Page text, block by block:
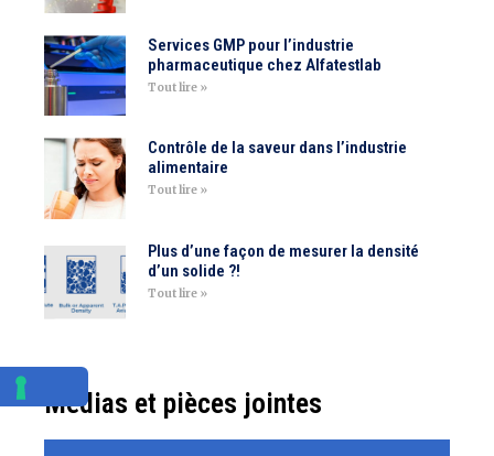
Services GMP pour l’industrie
pharmaceutique chez Alfatestlab
Tout lire »
Contrôle de la saveur dans l’industrie
alimentaire
Tout lire »
Plus d’une façon de mesurer la densité
d’un solide ?!
Tout lire »
Médias et pièces jointes